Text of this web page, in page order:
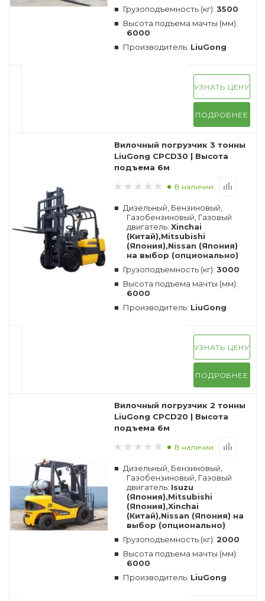
Грузоподъемность (кг): 3500
Высота подъема мачты (мм):
6000
Производитель: LiuGong
УЗНАТЬ ЦЕНУ
ПОДРОБНЕЕ
Вилочный погрузчик 3 тонны
LiuGong CPCD30 | Высота
подъема 6м
В наличии
Дизельный, Бензиновый,
Газобензиновый, Газовый
двигатель: Xinchai
(Китай),Mitsubishi
(Япония),Nissan (Япония)
на выбор (опционально)
Грузоподъемность (кг): 3000
Высота подъема мачты (мм):
6000
Производитель: LiuGong
УЗНАТЬ ЦЕНУ
ПОДРОБНЕЕ
Вилочный погрузчик 2 тонны
LiuGong CPCD20 | Высота
подъема 6м
В наличии
Дизельный, Бензиновый,
Газобензиновый, Газовый
двигатель: Isuzu
(Япония),Mitsubishi
(Япония),Xinchai
(Китай),Nissan (Япония) на
выбор (опционально)
Грузоподъемность (кг): 2000
Высота подъема мачты (мм):
6000
Производитель: LiuGong